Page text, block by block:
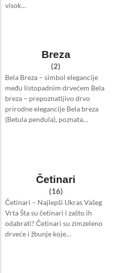
visok…
Breza
(2)
Bela Breza – simbol elegancije
među listopadnim drvećem Bela
breza – prepoznatljivo drvo
prirodne elegancije Bela breza
(Betula pendula), poznata…
Četinari
(16)
Četinari – Najlepši Ukras Vašeg
Vrta Šta su četinari i zašto ih
odabrati? Četinari su zimzeleno
drveće i žbunje koje…